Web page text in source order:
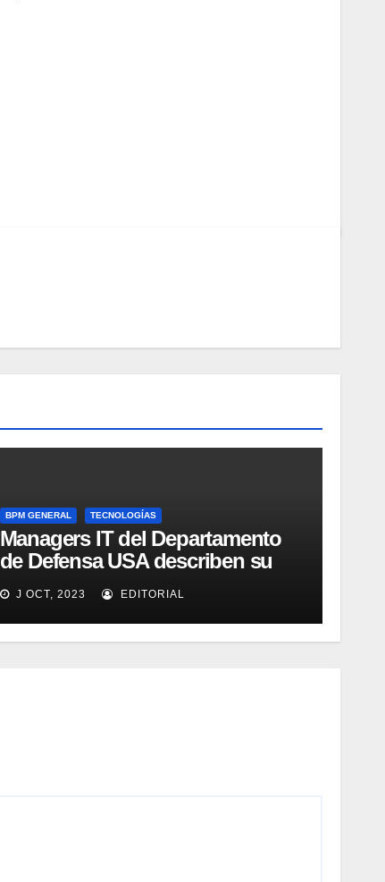
BPM GENERAL TECNOLOGÍAS
Managers IT del Departamento
de Defensa USA describen su
implementación SOA
J OCT, 2023 EDITORIAL